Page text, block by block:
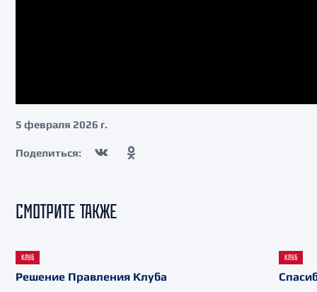
5 февраля 2026 г.
Поделиться:
СМОТРИТЕ ТАКЖЕ
КЛУБ
Решение Правления Клуба
КЛУБ